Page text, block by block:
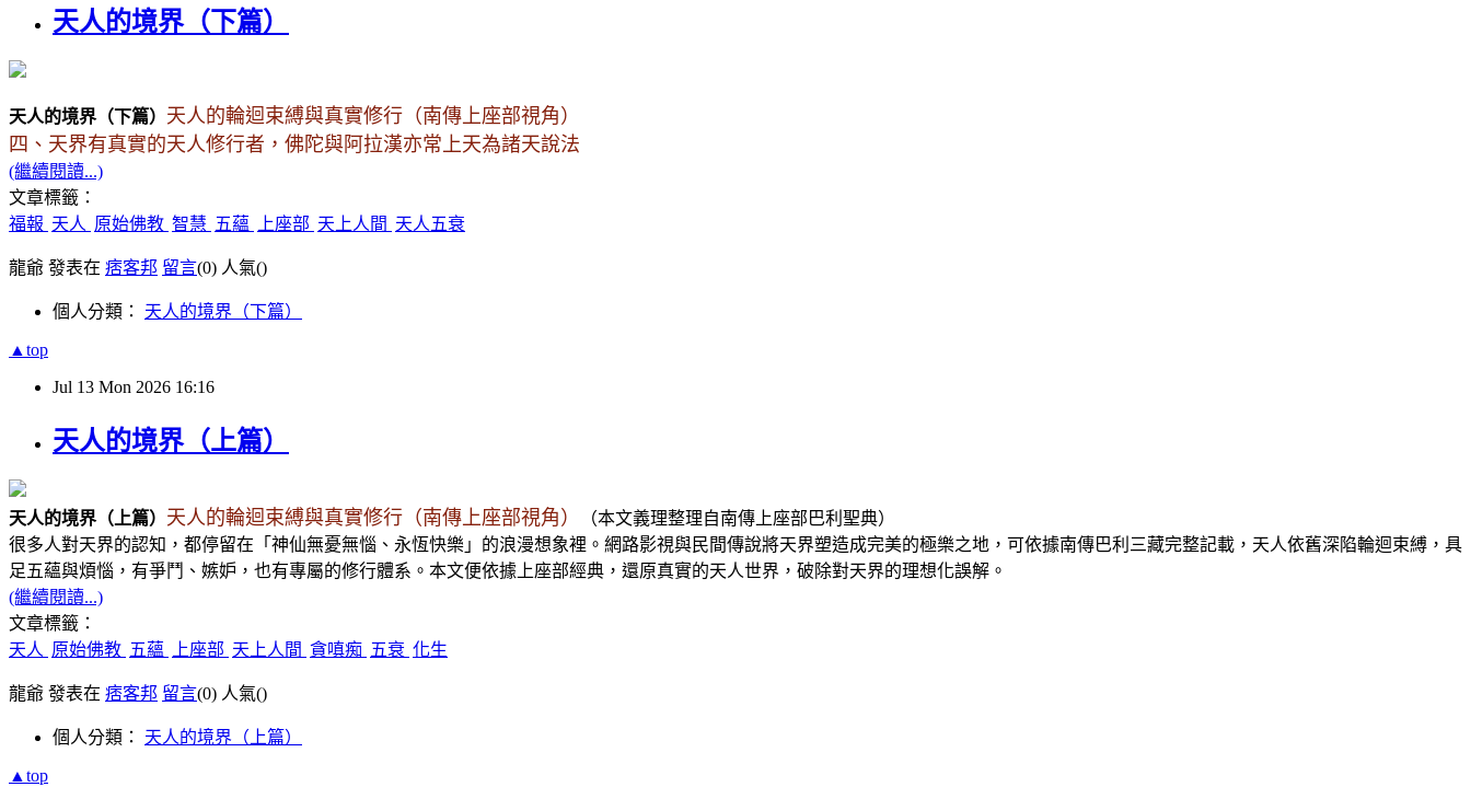
天人的境界（下篇）
天人的境界（下篇） 天人的輪迴束縛與真實修行（南傳上座部視角）
四、天界有真實的天人修行者，佛陀與阿拉漢亦常上天為諸天說法
(繼續閱讀...)
文章標籤：
福報 天人 原始佛教 智慧 五蘊 上座部 天上人間 天人五衰
龍爺 發表在 痞客邦 留言(0) 人氣()
個人分類： 天人的境界（下篇）
▲top
Jul 13 Mon 2026 16:16
天人的境界（上篇）
天人的境界（ 上篇） 天人的輪迴束縛與真實修行（南傳上座部視角） （本文義理整理自南傳上座部巴利聖典）
很多人對天界的認知，都停留在「神仙無憂無惱、永恆快樂」的浪漫想象裡。網路影視與民間傳說將天界塑造成完美的極樂之地，可依據南傳巴利三藏完整記載，天人依舊深陷輪迴束縛，具
足五蘊與煩惱，有爭鬥、嫉妒，也有專屬的修行體系。本文便依據上座部經典，還原真實的天人世界，破除對天界的理想化誤解。
(繼續閱讀...)
文章標籤：
天人 原始佛教 五蘊 上座部 天上人間 貪嗔痴 五衰 化生
龍爺 發表在 痞客邦 留言(0) 人氣()
個人分類： 天人的境界（上篇）
▲top